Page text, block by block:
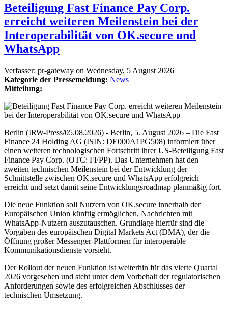
Beteiligung Fast Finance Pay Corp.
erreicht weiteren Meilenstein bei der
Interoperabilität von OK.secure und
WhatsApp
Verfasser: pr-gateway on Wednesday, 5 August 2026
Kategorie der Pressemeldung: News
Mitteilung:
Berlin (IRW-Press/05.08.2026) - Berlin, 5. August 2026 – Die Fast
Finance 24 Holding AG (ISIN: DE000A1PG508) informiert über
einen weiteren technologischen Fortschritt ihrer US-Beteiligung Fast
Finance Pay Corp. (OTC: FFPP). Das Unternehmen hat den
zweiten technischen Meilenstein bei der Entwicklung der
Schnittstelle zwischen OK.secure und WhatsApp erfolgreich
erreicht und setzt damit seine Entwicklungsroadmap planmäßig fort.
Die neue Funktion soll Nutzern von OK.secure innerhalb der
Europäischen Union künftig ermöglichen, Nachrichten mit
WhatsApp-Nutzern auszutauschen. Grundlage hierfür sind die
Vorgaben des europäischen Digital Markets Act (DMA), der die
Öffnung großer Messenger-Plattformen für interoperable
Kommunikationsdienste vorsieht.
Der Rollout der neuen Funktion ist weiterhin für das vierte Quartal
2026 vorgesehen und steht unter dem Vorbehalt der regulatorischen
Anforderungen sowie des erfolgreichen Abschlusses der
technischen Umsetzung.